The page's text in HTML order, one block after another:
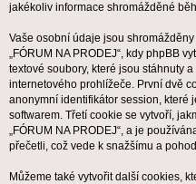
jakékoliv informace shromážděné
Vaše osobní údaje jsou
„FÓRUM NA PRODEJ“, kdy phpBB
textové soubory, které jsou stáhnuty
internetového prohlížeče. První dvě
anonymní identifikátor session, které
softwarem. Třetí cookie se vytvoří,
„FÓRUM NA PRODEJ“, a je
přečetli, což vede k snažšímu a
Můžeme také vytvořit další cookies,